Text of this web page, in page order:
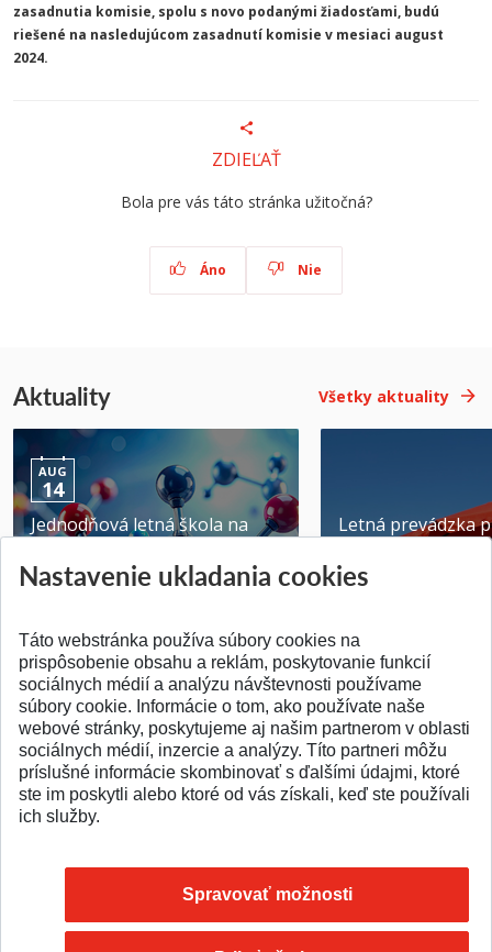
zasadnutia komisie, spolu s novo podanými žiadosťami, budú
riešené na nasledujúcom zasadnutí komisie v mesiaci august
2024.
ZDIEĽAŤ
Bola pre vás táto stránka užitočná?
Áno Nie
Aktuality Všetky aktuality
AUG
14
Jednodňová letná škola na
Pridané 28.07.2026
Letná prevádzka
Pridané 23.06.2026
SPÄŤ NA VRCH
Nastavenie ukladania cookies
Táto webstránka používa súbory cookies na
prispôsobenie obsahu a reklám, poskytovanie funkcií
sociálnych médií a analýzu návštevnosti používame
súbory cookie. Informácie o tom, ako používate naše
webové stránky, poskytujeme aj našim partnerom v oblasti
sociálnych médií, inzercie a analýzy. Títo partneri môžu
príslušné informácie skombinovať s ďalšími údajmi, ktoré
ste im poskytli alebo ktoré od vás získali, keď ste používali
ich služby.
Spravovať možnosti